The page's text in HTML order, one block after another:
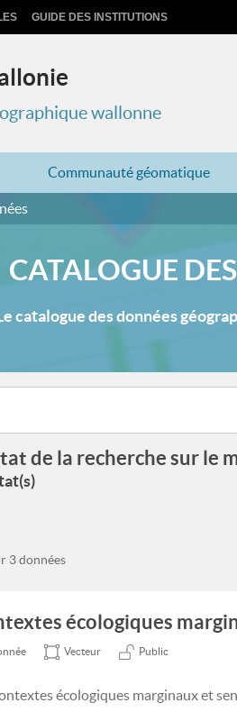
GUIDE DES INSTITUTIONS
wallonne
Communauté géomatique
CATALOGUE
catalogue des données
de la recherche sur le
3 données
écologiques
Vecteur Public
écologiques marginaux et